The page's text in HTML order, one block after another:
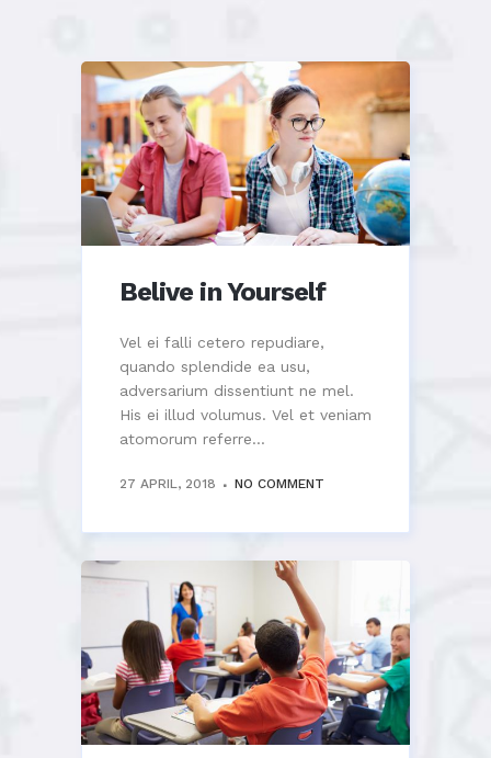
Belive in Yourself
Vel ei falli cetero repudiare,
quando splendide ea usu,
adversarium dissentiunt ne mel.
His ei illud volumus. Vel et veniam
atomorum referre...
27 APRIL, 2018 NO COMMENT